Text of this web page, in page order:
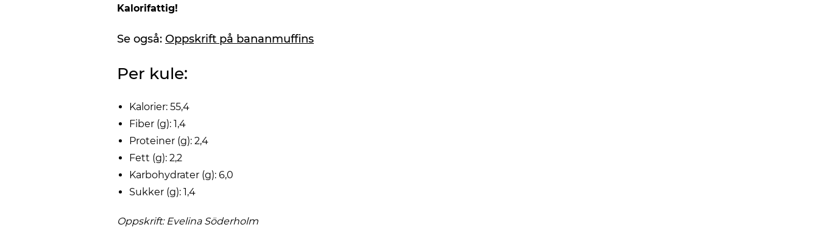
Kalorifattig!
Se også: Oppskrift på bananmuffins
Per kule:
Kalorier: 55,4
Fiber (g): 1,4
Proteiner (g): 2,4
Fett (g): 2,2
Karbohydrater (g): 6,0
Sukker (g): 1,4
Oppskrift: Evelina Söderholm